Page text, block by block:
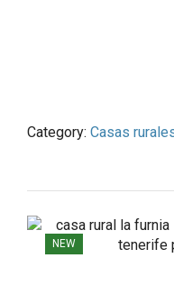
Category: Casas
NEW